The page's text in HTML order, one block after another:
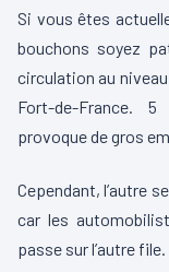
Si vous êtes
bouchons soyez
circulation au
Fort-de-France.
provoque de gros
Cependant, l’autre
car les
passe sur l’autre